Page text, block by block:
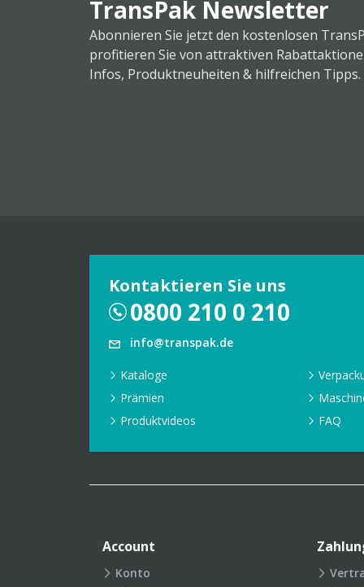
TransPak Newsletter
Abonnieren Sie jetzt den kostenlosen
profitieren Sie von attraktiven
Infos, Produktneuheiten & hilfreichen Tipps.
Kontaktieren Sie uns
0800 210 0 210
info@transpak.de
Kataloge
Prämien
Produktvideos
FAQ
Account
Konto